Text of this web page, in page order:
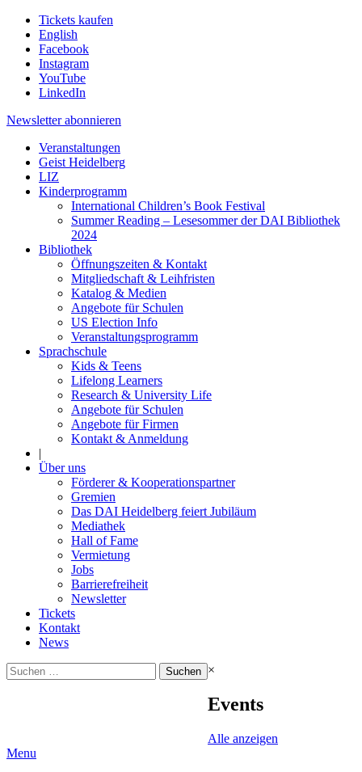
Tickets kaufen
English
Facebook
Instagram
YouTube
LinkedIn
Newsletter abonnieren
Veranstaltungen
Geist Heidelberg
LIZ
Kinderprogramm
International Children’s Book Festival
Summer Reading – Lesesommer der DAI Bibliothek
2024
Bibliothek
Öffnungszeiten & Kontakt
Mitgliedschaft & Leihfristen
Katalog & Medien
Angebote für Schulen
US Election Info
Veranstaltungsprogramm
Sprachschule
Kids & Teens
Lifelong Learners
Research & University Life
Angebote für Schulen
Angebote für Firmen
Kontakt & Anmeldung
|
Über uns
Förderer & Kooperationspartner
Gremien
Das DAI Heidelberg feiert Jubiläum
Mediathek
Hall of Fame
Vermietung
Jobs
Barrierefreiheit
Newsletter
Tickets
Kontakt
News
Suchen
nach:
×
Events
Alle anzeigen
Menu